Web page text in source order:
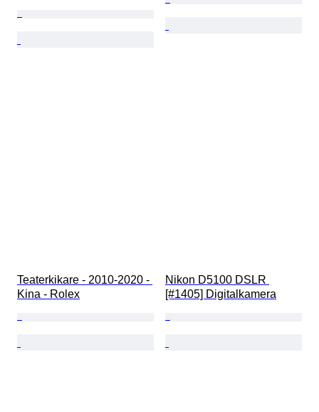
Teaterkikare - 2010-2020 -
Kina - Rolex
Nikon D5100 DSLR
[#1405] Digitalkamera